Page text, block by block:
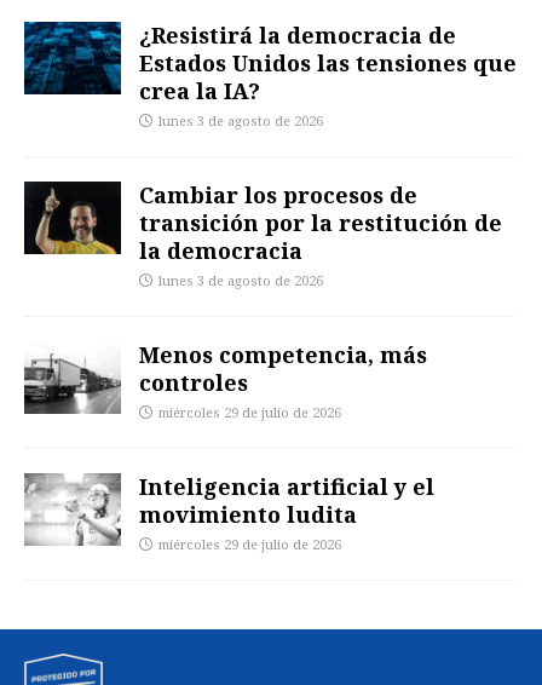
¿Resistirá la democracia de
Estados Unidos las tensiones que
crea la IA?
lunes 3 de agosto de 2026
Cambiar los procesos de
transición por la restitución de
la democracia
lunes 3 de agosto de 2026
Menos competencia, más
controles
miércoles 29 de julio de 2026
Inteligencia artificial y el
movimiento ludita
miércoles 29 de julio de 2026